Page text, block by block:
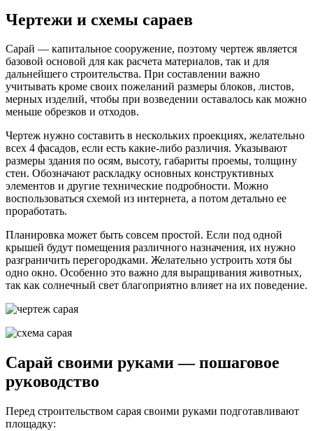
Чертежи и схемы сараев
Сарай — капитальное сооружение, поэтому чертеж является
базовой основой для как расчета материалов, так и для
дальнейшего строительства. При составлении важно
учитывать кроме своих пожеланий размеры блоков, листов,
мерных изделий, чтобы при возведении оставалось как можно
меньше обрезков и отходов.
Чертеж нужно составить в нескольких проекциях, желательно
всех 4 фасадов, если есть какие-либо различия. Указывают
размеры здания по осям, высоту, габариты проемы, толщину
стен. Обозначают раскладку основных конструктивных
элементов и другие технические подробности. Можно
воспользоваться схемой из интернета, а потом детально ее
проработать.
Планировка может быть совсем простой. Если под одной
крышей будут помещения различного назначения, их нужно
разграничить перегородками. Желательно устроить хотя бы
одно окно. Особенно это важно для выращивания животных,
так как солнечный свет благоприятно влияет на их поведение.
Сарай своими руками — пошаговое
руководство
Перед строительством сарая своими руками подготавливают
площадку: